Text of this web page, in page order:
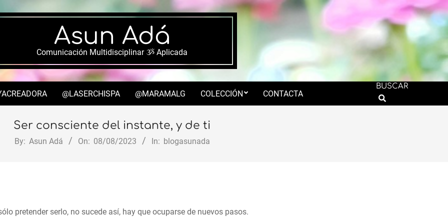
Asun Adá
Comunicación Multidisciplinar ૐ Aplicada
Secondary
Menu
@LASERCHISPA @MARAMALG COLECCIÓN CONTACTA
BUSCAR
Search
Ser consciente del instante, y de ti
By: Asun Adá On: 08/08/2023 In: blogasunada
pretender serlo, no sucede así, hay que ocuparse de nuevos pasos.